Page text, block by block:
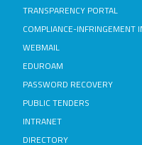
TRANSPARENCY PORTAL
COMPLIANCE-INFRINGEMENT
WEBMAIL
EDUROAM
PASSWORD RECOVERY
PUBLIC TENDERS
INTRANET
DIRECTORY